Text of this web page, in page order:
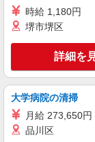
紹介予定派遣
株式会社シエロ
キープ
時給 1,180円
堺市堺区
詳細を
大学病院の清掃
月給 273,650円
品川区